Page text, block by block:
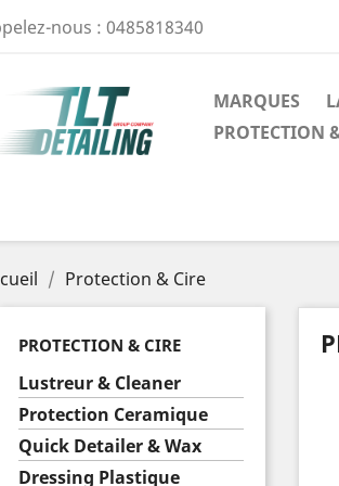
nous : 0485818340
MARQUES
PROTECTION
Protection & Cire
PROTECTION & CIRE
Lustreur & Cleaner
Protection Ceramique
Quick Detailer & Wax
Dressing Plastique